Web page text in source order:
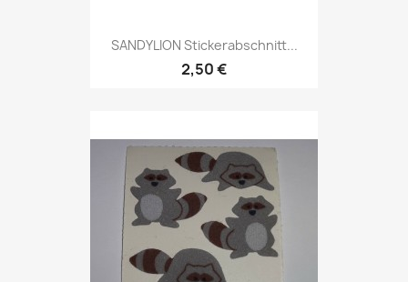
SANDYLION Stickerabschnitt...
2,50 €